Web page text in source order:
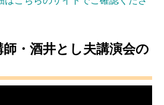
・酒井とし夫講演会の